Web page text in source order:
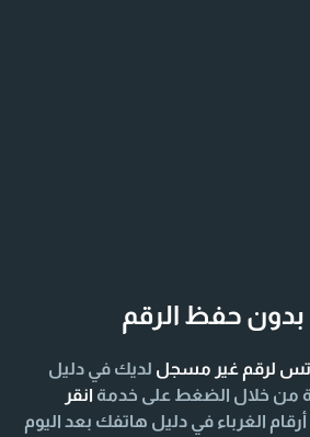
حفظ الرقم
لرقم غير مسجل لديك في دليل
من خلال الضغط على خدمة انقر
الغرباء في دليل هاتفك بعد اليوم